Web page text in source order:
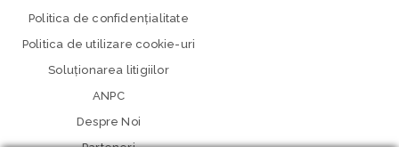
Politica de confidenţialitate
Politica de utilizare cookie-uri
Soluționarea litigiilor
ANPC
Despre Noi
Parteneri